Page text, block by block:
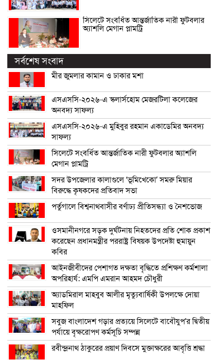
সিলেটে সংবর্ধিত আন্তর্জাতিক নারী ফুটবলার
অ্যাশলি মেগান প্লামট্রি
সর্বশেষ সংবাদ
মীর জুমলার কামান ও ঢাকার মশা
এসএসসি-২০২৬-এ স্কলার্সহোম মেজরটিলা কলেজের
অনবদ্য সাফল্য
এসএসসি-২০২৬-এ মুহিবুর রহমান একাডেমির অনবদ্য
সাফল্য
সিলেটে সংবর্ধিত আন্তর্জাতিক নারী ফুটবলার অ্যাশলি
মেগান প্লামট্রি
সদর উপজেলার কালাগুলে ‘ভূমিখেকো’ সমরু মিয়ার
বিরুদ্ধে কৃষকদের প্রতিবাদ সভা
পর্তুগালে বিশ্বনাথবাসীর বর্ণাঢ্য প্রীতিসন্ধ্যা ও নৈশভোজ
ওসমানীনগরে সড়ক দুর্ঘটনায় নিহতদের প্রতি শোক প্রকাশ
করেছেন প্রধানমন্ত্রীর পররাষ্ট্র বিষয়ক উপদেষ্টা হুমায়ুন
কবির
আইনজীবীদের পেশাগত দক্ষতা বৃদ্ধিতে প্রশিক্ষণ কর্মশালা
অপরিহার্য: এমপি এমরান আহমদ চৌধুরী
অ্যাডমিরাল মাহবুব আলীর মৃত্যুবার্ষিকী উপলক্ষে দোয়া
মাহফিল
সবুজ বাংলাদেশ গড়ার প্রত্যয়ে সিলেটে বাবৌযুপ’র দ্বিতীয়
পর্যায়ে বৃক্ষরোপণ কর্মসূচি সম্পন্ন
রবীন্দ্রনাথ ঠাকুরের প্রয়াণ দিবসে মুক্তাক্ষরের আবৃত্তি শ্রদ্ধা